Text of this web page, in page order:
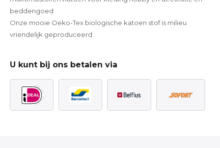
beddengoed
Onze mooie Oeko-Tex biologische katoen stof is milieu
vriendelijk geproduceerd
U kunt bij ons betalen via